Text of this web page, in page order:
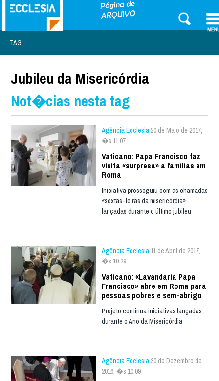
TAG
Jubileu da Misericórdia
Not�cias nesta tag
Agência Ecclesia 20 de Maio de 2017,
�s 11:07
Vaticano: Papa Francisco faz
visita «surpresa» a famílias em
Roma
Iniciativa prosseguiu com as chamadas
«sextas-feiras da misericórdia»
lançadas durante o último jubileu
Agência Ecclesia 11 de Abril de 2017,
�s 10:29
Vaticano: «Lavandaria Papa
Francisco» abre em Roma para
pessoas pobres e sem-abrigo
Projeto continua iniciativas lançadas
durante o Ano da Misericórdia
Agência Ecclesia 30 de Dezembro de
2016, �s 10:09